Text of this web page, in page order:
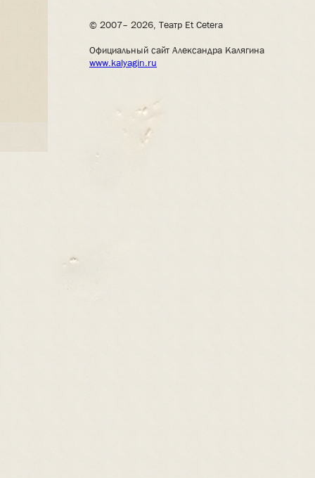
© 2007– 2026, Театр Et Cetera
Официальный сайт Александра Калягина
www.kalyagin.ru